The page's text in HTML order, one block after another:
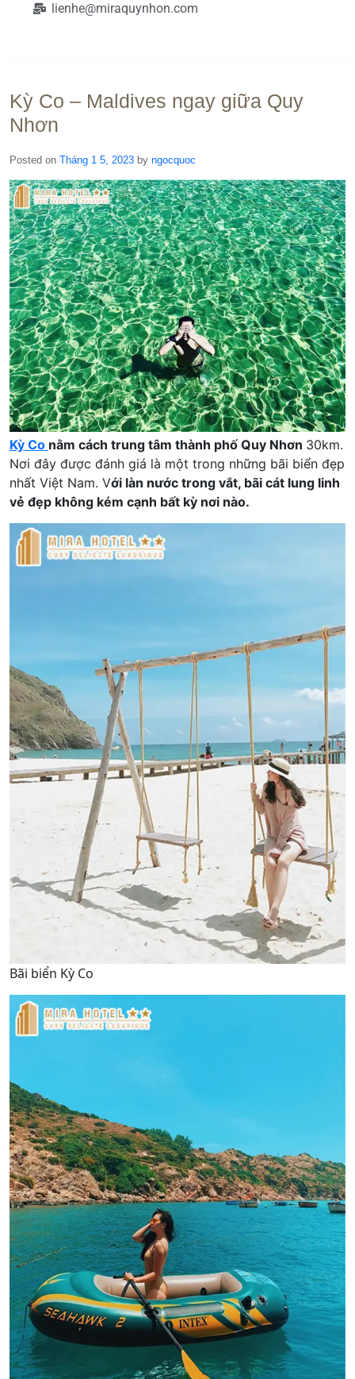
lienhe@miraquynhon.com
Kỳ Co – Maldives ngay giữa Quy
Nhơn
Posted on Tháng 1 5, 2023 by ngocquoc
Kỳ Co nằm cách trung tâm thành phố Quy Nhơn 30km.
Nơi đây được đánh giá là một trong những bãi biển đẹp
nhất Việt Nam. Với làn nước trong vắt, bãi cát lung linh
vẻ đẹp không kém cạnh bất kỳ nơi nào.
Bãi biển Kỳ Co